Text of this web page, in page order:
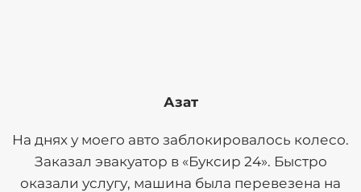
Азат
На днях у моего авто заблокировалось колесо.
Заказал эвакуатор в «Буксир 24». Быстро
оказали услугу, машина была перевезена на